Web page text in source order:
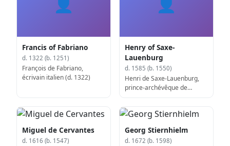
Francis of Fabriano
d. 1322 (b. 1251)
François de Fabriano,
écrivain italien (d. 1322)
Henry of Saxe-
Lauenburg
d. 1585 (b. 1550)
Henri de Saxe-Lauenburg,
prince-archévêque de
d'Osnabrück et de
Paderborn (d. 1585)
Miguel de Cervantes
d. 1616 (b. 1547)
Georg Stiernhielm
d. 1672 (b. 1598)